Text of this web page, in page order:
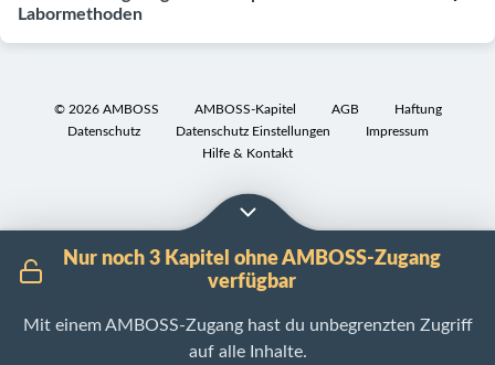
sich
mit
Grundlagen
geht
es
insbesondere
den
Proteinanalytik
versteht
biochemischen
der
Struktur
und
Labormethoden
Methoden
(PCR
)?
den
© 2026AMBOSS AMBOSS-Kapitel AGB
Haftung
Datenschutz
Datenschutz Einstellungen
Impressum
Hilfe & Kontakt
Nur noch 3 Kapitel ohne AMBOSS-Zugang
verfügbar
Mit einem AMBOSS-Zugang hast du unbegrenzten Zugriff
auf alle Inhalte.